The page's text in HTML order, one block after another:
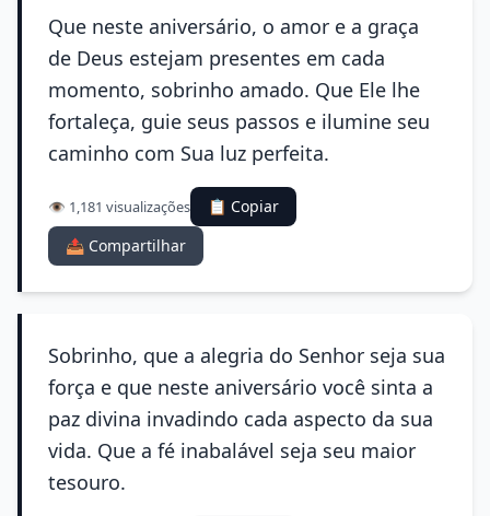
Que neste aniversário, o amor e a graça
de Deus estejam presentes em cada
momento, sobrinho amado. Que Ele lhe
fortaleça, guie seus passos e ilumine seu
caminho com Sua luz perfeita.
👁️ 1,181 visualizações
📋 Copiar
📤 Compartilhar
Sobrinho, que a alegria do Senhor seja sua
força e que neste aniversário você sinta a
paz divina invadindo cada aspecto da sua
vida. Que a fé inabalável seja seu maior
tesouro.